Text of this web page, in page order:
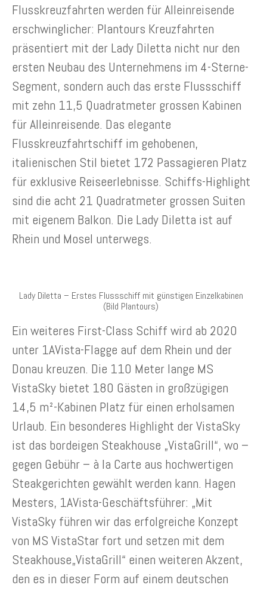
Flusskreuzfahrten werden für Alleinreisende
erschwinglicher: Plantours Kreuzfahrten
präsentiert mit der Lady Diletta nicht nur den
ersten Neubau des Unternehmens im 4-Sterne-
Segment, sondern auch das erste Flussschiff
mit zehn 11,5 Quadratmeter grossen Kabinen
für Alleinreisende. Das elegante
Flusskreuzfahrtschiff im gehobenen,
italienischen Stil bietet 172 Passagieren Platz
für exklusive Reiseerlebnisse. Schiffs-Highlight
sind die acht 21 Quadratmeter grossen Suiten
mit eigenem Balkon. Die Lady Diletta ist auf
Rhein und Mosel unterwegs.
Lady Diletta – Erstes Flussschiff mit günstigen Einzelkabinen
(Bild Plantours)
Ein weiteres First-Class Schiff wird ab 2020
unter 1AVista-Flagge auf dem Rhein und der
Donau kreuzen. Die 110 Meter lange MS
VistaSky bietet 180 Gästen in großzügigen
14,5 m²-Kabinen Platz für einen erholsamen
Urlaub. Ein besonderes Highlight der VistaSky
ist das bordeigen Steakhouse „VistaGrill“, wo –
gegen Gebühr – à la Carte aus hochwertigen
Steakgerichten gewählt werden kann. Hagen
Mesters, 1AVista-Geschäftsführer: „Mit
VistaSky führen wir das erfolgreiche Konzept
von MS VistaStar fort und setzen mit dem
Steakhouse„VistaGrill“ einen weiteren Akzent,
den es in dieser Form auf einem deutschen